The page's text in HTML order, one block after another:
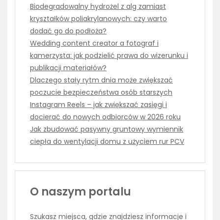
Biodegradowalny hydrożel z alg zamiast
kryształków poliakrylanowych: czy warto
dodać go do podłoża?
Wedding content creator a fotograf i
kamerzysta: jak podzielić prawa do wizerunku i
publikacji materiałów?
Dlaczego stały rytm dnia może zwiększać
poczucie bezpieczeństwa osób starszych
Instagram Reels – jak zwiększać zasięgi i
docierać do nowych odbiorców w 2026 roku
Jak zbudować pasywny gruntowy wymiennik
ciepła do wentylacji domu z użyciem rur PCV
O naszym portalu
Szukasz miejsca, gdzie znajdziesz informacje i